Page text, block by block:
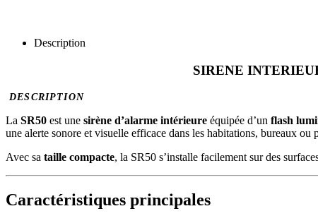
Description
SIRENE INTERIEUR
DESCRIPTION
La SR50 est une sirène d’alarme intérieure équipée d’un flash
une alerte sonore et visuelle efficace dans les habitations, bureaux ou
Avec sa taille compacte, la SR50 s’installe facilement sur des
Caractéristiques principales